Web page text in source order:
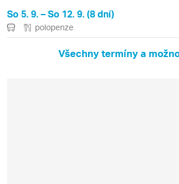
Passo Rolle, Pisa, San Martino di Castrozza, San
Martino di Castrozza / Passo Rolle, Sella Ronda,
di Fiemme / Obereggen
So 5. 9. – So 12. 9. (8 dní)
polopenze
Všechny termíny a